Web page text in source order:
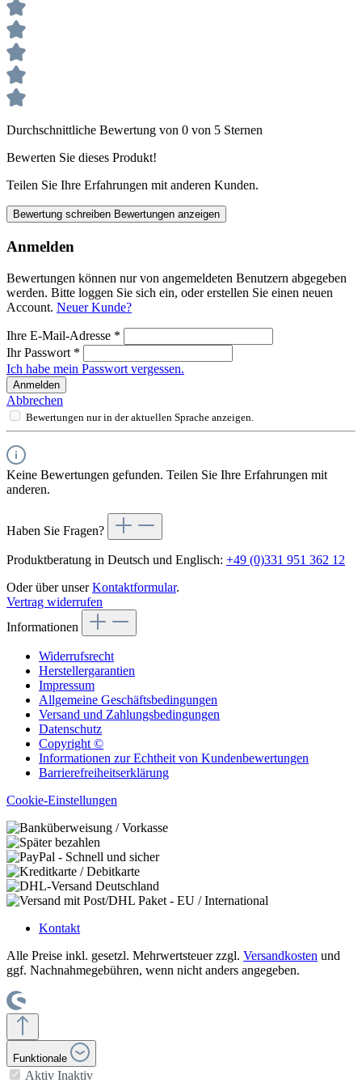
Durchschnittliche Bewertung von 0 von 5 Sternen
Bewerten Sie dieses Produkt!
Teilen Sie Ihre Erfahrungen mit anderen Kunden.
Bewertung schreiben Bewertungen anzeigen
Anmelden
Bewertungen können nur von angemeldeten Benutzern abgegeben
werden. Bitte loggen Sie sich ein, oder erstellen Sie einen neuen
Account. Neuer Kunde?
Ihre E-Mail-Adresse *
Ihr Passwort *
Ich habe mein Passwort vergessen.
Anmelden
Abbrechen
Bewertungen nur in der aktuellen Sprache anzeigen.
Keine Bewertungen gefunden. Teilen Sie Ihre Erfahrungen mit
anderen.
Haben Sie Fragen?
Produktberatung in Deutsch und Englisch: +49 (0)331 951 362 12
Oder über unserKontaktformular.
Vertrag widerrufen
Informationen
Widerrufsrecht
Herstellergarantien
Impressum
Allgemeine Geschäftsbedingungen
Versand und Zahlungsbedingungen
Datenschutz
Copyright ©
Informationen zur Echtheit von Kundenbewertungen
Barrierefreiheitserklärung
Cookie-Einstellungen
Kontakt
Alle Preise inkl. gesetzl. Mehrwertsteuer zzgl. Versandkosten und
ggf. Nachnahmegebühren, wenn nicht anders angegeben.
Funktionale
Aktiv Inaktiv